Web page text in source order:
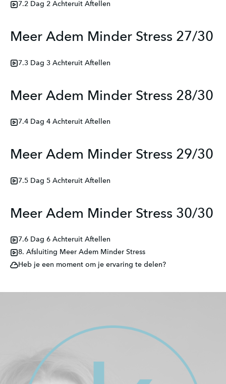
7.2 Dag 2 Achteruit Aftellen
Meer Adem Minder Stress 27/30
7.3 Dag 3 Achteruit Aftellen
Meer Adem Minder Stress 28/30
7.4 Dag 4 Achteruit Aftellen
Meer Adem Minder Stress 29/30
7.5 Dag 5 Achteruit Aftellen
Meer Adem Minder Stress 30/30
7.6 Dag 6 Achteruit Aftellen
8. Afsluiting Meer Adem Minder Stress
Heb je een moment om je ervaring te delen?